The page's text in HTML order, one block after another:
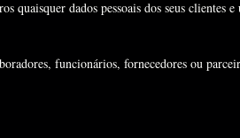
quaisquer dados pessoais dos seus clientes
funcionários, fornecedores ou